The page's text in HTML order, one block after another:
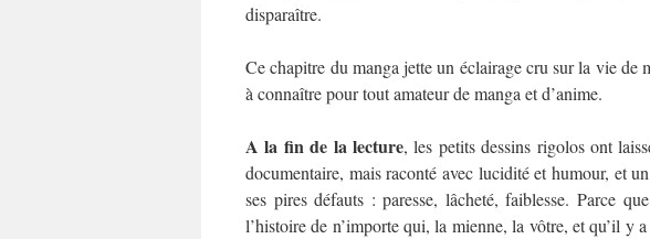
disparaître.
Ce chapitre du manga jette un éclairage cru sur la vie de
à connaître pour tout amateur de manga et d’anime.
A la fin de la lecture, les petits dessins rigolos ont
documentaire, mais raconté avec lucidité et humour, et
ses pires défauts : paresse, lâcheté, faiblesse. Parce
l’histoire de n’importe qui, la mienne, la vôtre, et qu’il y